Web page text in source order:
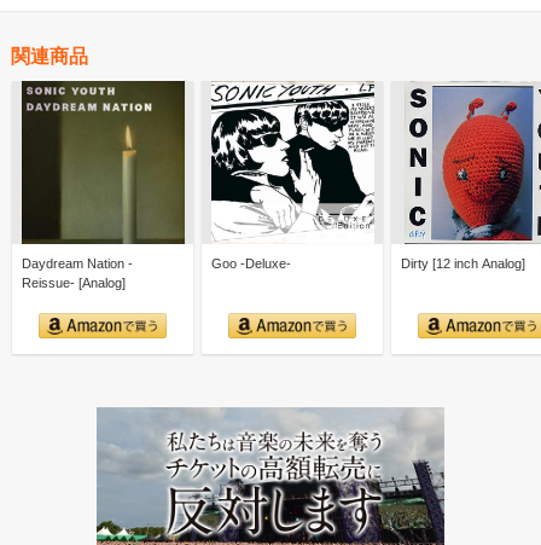
関連商品
Daydream Nation -
Reissue- [Analog]
Goo -Deluxe- Dirty [12 inch Analog]